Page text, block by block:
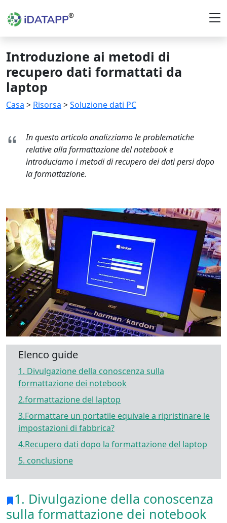
Introduzione ai metodi di
recupero dati formattati da
laptop
Casa > Risorsa >Soluzione dati PC
In questo articolo analizziamo le problematiche
relative alla formattazione del notebook e
introduciamo i metodi di recupero dei dati persi dopo
la formattazione.
Elenco guide
1. Divulgazione della conoscenza sulla
formattazione dei notebook
2.formattazione del laptop
3.Formattare un portatile equivale a ripristinare le
impostazioni di fabbrica?
4.Recupero dati dopo la formattazione del laptop
5. conclusione
1. Divulgazione della conoscenza
sulla formattazione dei notebook